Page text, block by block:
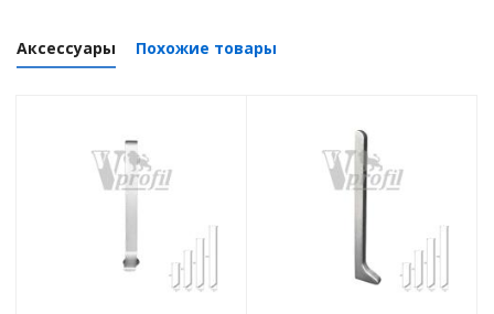
Аксессуары Похожие товары